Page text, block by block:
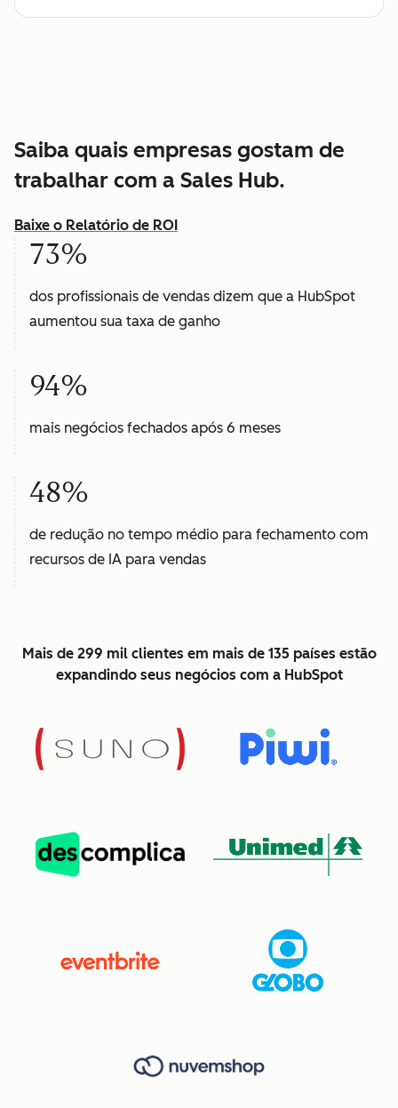
Saiba quais empresas gostam de
trabalhar com a Sales Hub.
Baixe o Relatório de ROI
73%
dos profissionais de vendas dizem que a HubSpot
aumentou sua taxa de ganho
94%
mais negócios fechados após 6 meses
48%
de redução no tempo médio para fechamento com
recursos de IA para vendas
Mais de 299 mil clientes em mais de 135 países estão
expandindo seus negócios com a HubSpot